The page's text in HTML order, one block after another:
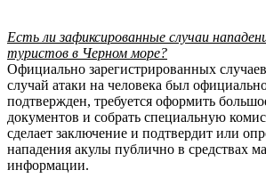
Есть ли зафиксированные случаи
туристов в Черном море?
Официально зарегистрированных
случай атаки на человека был
подтвержден, требуется оформить
документов и собрать специальную
сделает заключение и подтвердит или
нападения акулы публично в средствах
информации.